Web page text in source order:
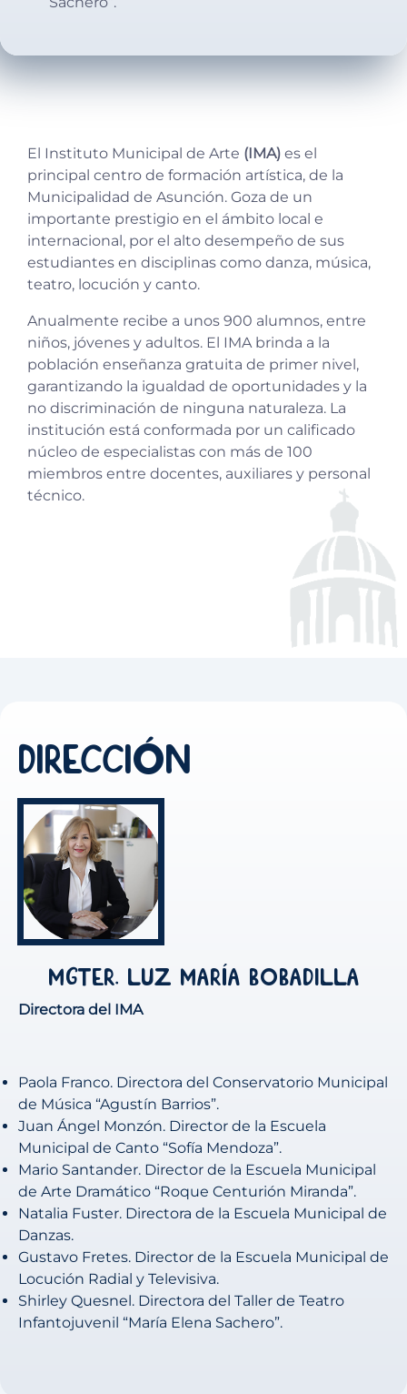
El Instituto Municipal de Arte (IMA) es el
principal centro de formación artística, de la
Municipalidad de Asunción. Goza de un
importante prestigio en el ámbito local e
internacional, por el alto desempeño de sus
estudiantes en disciplinas como danza, música,
teatro, locución y canto.
Anualmente recibe a unos 900 alumnos, entre
niños, jóvenes y adultos. El IMA brinda a la
población enseñanza gratuita de primer nivel,
garantizando la igualdad de oportunidades y la
no discriminación de ninguna naturaleza. La
institución está conformada por un calificado
núcleo de especialistas con más de 100
miembros entre docentes, auxiliares y personal
técnico.
Dirección
Mgter. Luz María Bobadilla
Directora del IMA
Paola Franco. Directora del Conservatorio Municipal
de Música “Agustín Barrios”.
Juan Ángel Monzón. Director de la Escuela
Municipal de Canto “Sofía Mendoza”.
Mario Santander. Director de la Escuela Municipal
de Arte Dramático “Roque Centurión Miranda”.
Natalia Fuster. Directora de la Escuela Municipal de
Danzas.
Gustavo Fretes. Director de la Escuela Municipal de
Locución Radial y Televisiva.
Shirley Quesnel. Directora del Taller de Teatro
Infantojuvenil “María Elena Sachero”.